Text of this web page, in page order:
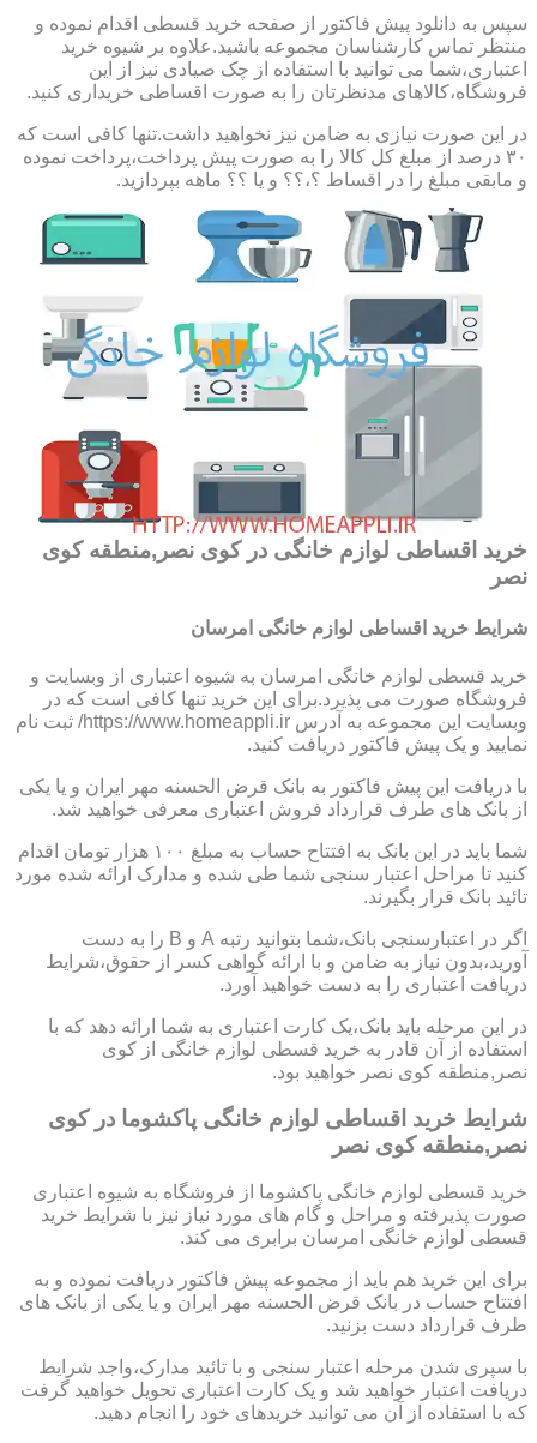
سپس به دانلود پیش فاکتور از صفحه خرید قسطی اقدام نموده و
منتظر تماس کارشناسان مجموعه باشید.علاوه بر شیوه خرید
اعتباری،شما می توانید با استفاده از چک صیادی نیز از این
فروشگاه،کالاهای مدنظرتان را به صورت اقساطی خریداری کنید.
در این صورت نیازی به ضامن نیز نخواهید داشت.تنها کافی است که
۳۰ درصد از مبلغ کل کالا را به صورت پیش پرداخت،پرداخت نموده
و مابقی مبلغ را در اقساط ؟،؟؟ و یا ؟؟ ماهه بپردازید.
خرید اقساطی لوازم خانگی در کوی نصر,منطقه کوی
نصر
شرایط خرید اقساطی لوازم خانگی امرسان
خرید قسطی لوازم خانگی امرسان به شیوه اعتباری از وبسایت و
فروشگاه صورت می پذیرد.برای این خرید تنها کافی است که در
وبسایت این مجموعه به آدرس https://www.homeappli.ir/ ثبت نام
نمایید و یک پیش فاکتور دریافت کنید.
با دریافت این پیش فاکتور به بانک قرض الحسنه مهر ایران و یا یکی
از بانک های طرف قرارداد فروش اعتباری معرفی خواهید شد.
شما باید در این بانک به افتتاح حساب به مبلغ ۱۰۰ هزار تومان اقدام
کنید تا مراحل اعتبار سنجی شما طی شده و مدارک ارائه شده مورد
تائید بانک قرار بگیرند.
اگر در اعتبارسنجی بانک،شما بتوانید رتبه A و B را به دست
آورید،بدون نیاز به ضامن و با ارائه گواهی کسر از حقوق،شرایط
دریافت اعتباری را به دست خواهید آورد.
در این مرحله باید بانک،یک کارت اعتباری به شما ارائه دهد که با
استفاده از آن قادر به خرید قسطی لوازم خانگی از کوی
نصر,منطقه کوی نصر خواهید بود.
شرایط خرید اقساطی لوازم خانگی پاکشوما در کوی
نصر,منطقه کوی نصر
خرید قسطی لوازم خانگی پاکشوما از فروشگاه به شیوه اعتباری
صورت پذیرفته و مراحل و گام های مورد نیاز نیز با شرایط خرید
قسطی لوازم خانگی امرسان برابری می کند.
برای این خرید هم باید از مجموعه پیش فاکتور دریافت نموده و به
افتتاح حساب در بانک قرض الحسنه مهر ایران و یا یکی از بانک های
طرف قرارداد دست بزنید.
با سپری شدن مرحله اعتبار سنجی و با تائید مدارک،واجد شرایط
دریافت اعتبار خواهید شد و یک کارت اعتباری تحویل خواهید گرفت
که با استفاده از آن می توانید خریدهای خود را انجام دهید.